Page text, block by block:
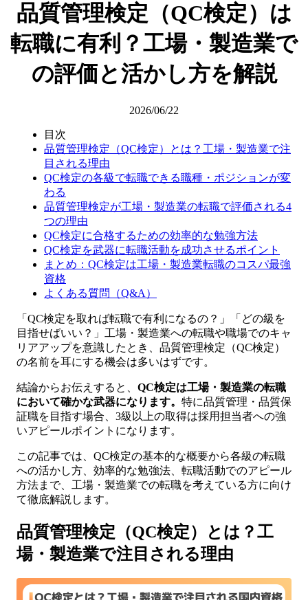
品質管理検定（QC検定）は
転職に有利？工場・製造業で
の評価と活かし方を解説
2026/06/22
目次
品質管理検定（QC検定）とは？工場・製造業で注
目される理由
QC検定の各級で転職できる職種・ポジションが変
わる
品質管理検定が工場・製造業の転職で評価される4
つの理由
QC検定に合格するための効率的な勉強方法
QC検定を武器に転職活動を成功させるポイント
まとめ：QC検定は工場・製造業転職のコスパ最強
資格
よくある質問（Q&A）
「QC検定を取れば転職で有利になるの？」「どの級を
目指せばいい？」工場・製造業への転職や職場でのキャ
リアアップを意識したとき、品質管理検定（QC検定）
の名前を耳にする機会は多いはずです。
結論からお伝えすると、 QC検定は工場・製造業の転職
において確かな武器になります。 特に品質管理・品質保
証職を目指す場合、3級以上の取得は採用担当者への強
いアピールポイントになります。
この記事では、QC検定の基本的な概要から各級の転職
への活かし方、効率的な勉強法、転職活動でのアピール
方法まで、工場・製造業での転職を考えている方に向け
て徹底解説します。
品質管理検定（QC検定）とは？工
場・製造業で注目される理由